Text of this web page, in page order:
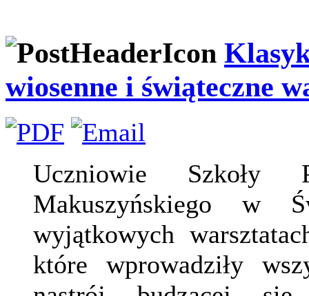
wiosenne i świąteczne
Uczniowie Szkoły
Makuszyńskiego w
wyjątkowych
które wprowadziły